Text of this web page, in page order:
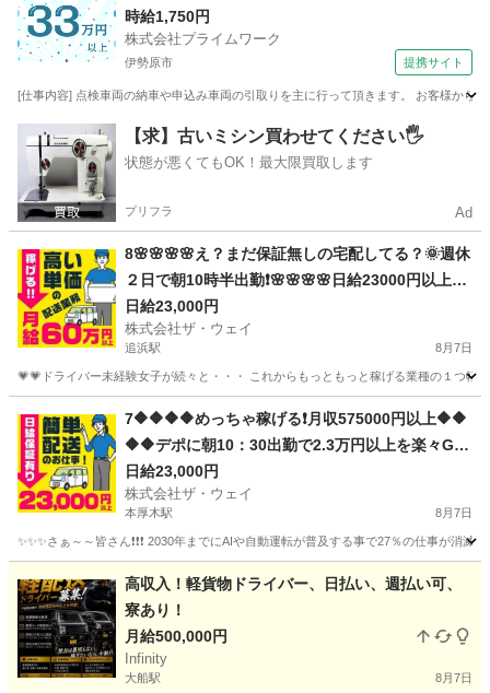
時給1,750円
株式会社プライムワーク
伊勢原市 提携サイト
[仕事内容] 点検車両の納車や申込み車両の引取りを主に行って頂きます。 お客様から
神奈川 伊勢原市 ドライバー
【求】古いミシン買わせてください🖐️
状態が悪くてもOK！最大限買取します
プリフラ Ad
8🌸🌸🌸🌸え？まだ保証無しの宅配してる？🌞週休
２日で朝10時半出勤❗️🌸🌸🌸🌸日給23000円以上🌸
安定収入で女子いっぱい🎉さぁ～集まれ～
日給23,000円
株式会社ザ・ウェイ
追浜駅 8月7日
💗💗ドライバー未経験女子が続々と・・・ これからもっともっと稼げる業種の１つ軽
追浜駅 ドライバー ネットスーパー
7🔶🔶🔶🔶めっちゃ稼げる❗️月収575000円以上🔶🔶
🔶🔶デポに朝10：30出勤で2.3万円以上を楽々GE
T❗️お寝坊さん大集合🎵軽貨物ドライバー🌸🌸
日給23,000円
株式会社ザ・ウェイ
本厚木駅 8月7日
✨✨✨さぁ～～皆さん❗️❗️❗️ 2030年までにAIや自動運転が普及する事で27％の仕事が消
本厚木駅 ドライバー ネットスーパー
高収入！軽貨物ドライバー、日払い、週払い可、
寮あり！
月給500,000円
Infinity
大船駅 8月7日